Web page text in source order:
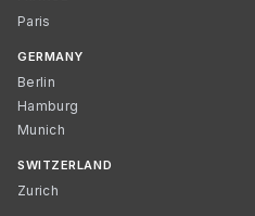
Paris
GERMANY
Berlin
Hamburg
Munich
SWITZERLAND
Zurich